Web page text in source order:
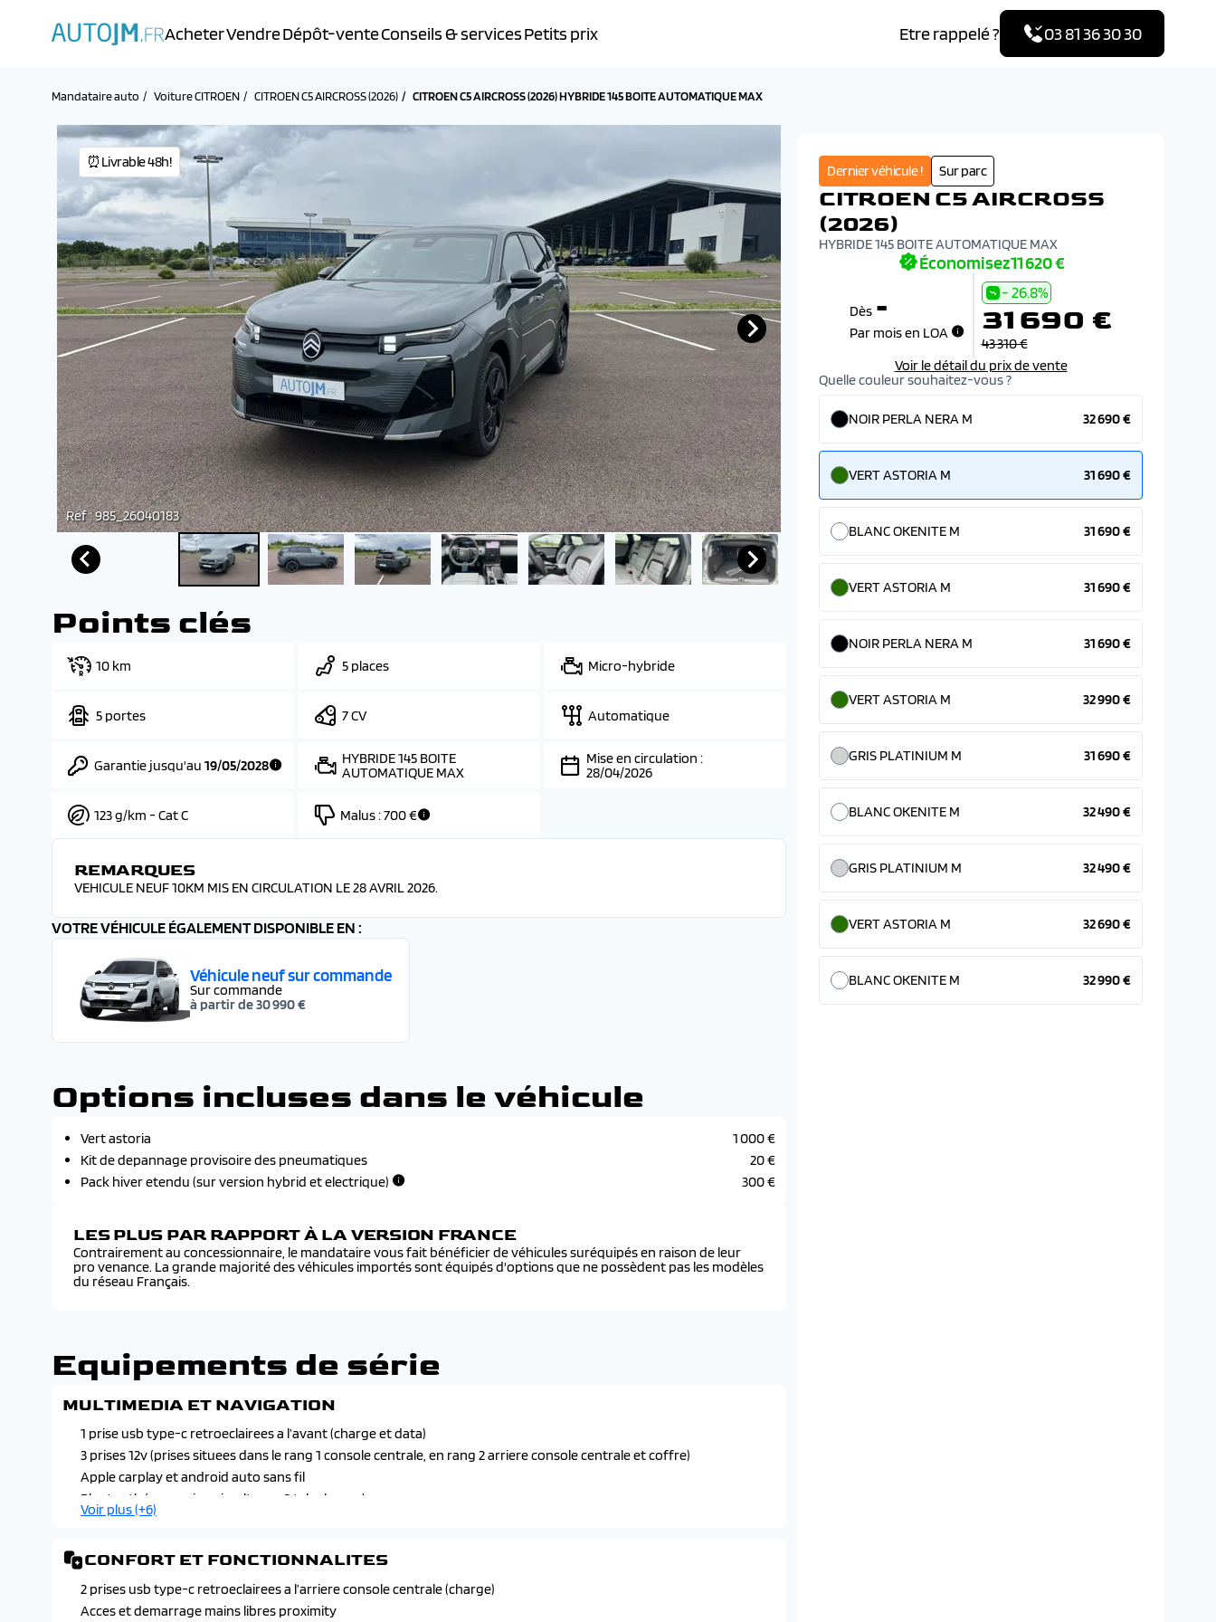
AcheterVendreDépôt-venteConseils & servicesPetits prix Etre rappelé ? 03 81 36 30 30
Mandataire auto Voiture CITROEN CITROEN C5 AIRCROSS (2026) CITROEN C5 AIRCROSS (2026) HYBRIDE 145 BOITE AUTOMATIQUE MAX
Ref : 985_26040183
⏰Livrable 48h!
Dernier véhicule ! Sur parc
CITROEN C5 AIRCROSS
(2026)
HYBRIDE 145 BOITE AUTOMATIQUE MAX
Économisez11 620 €
Dès -
Par mois en LOA
- 26.8%
31 690 €
43 310 €
Voir le détail du prix de vente
Quelle couleur souhaitez-vous ?
NOIR PERLA NERA M 32 690 €
VERT ASTORIA M 31 690 €
BLANC OKENITE M 31 690 €
VERT ASTORIA M 31 690 €
NOIR PERLA NERA M 31 690 €
VERT ASTORIA M 32 990 €
GRIS PLATINIUM M 31 690 €
BLANC OKENITE M 32 490 €
GRIS PLATINIUM M 32 490 €
VERT ASTORIA M 32 690 €
BLANC OKENITE M 32 990 €
Points clés
10 km 5 places Micro-hybride
5 portes 7 CV Automatique
Garantie jusqu'au 19/05/2028
HYBRIDE 145 BOITE
AUTOMATIQUE MAX
Mise en circulation :
28/04/2026
123 g/km - Cat C Malus :700 €
REMARQUES
VEHICULE NEUF 10KM MIS EN CIRCULATION LE 28 AVRIL 2026.
VOTRE VÉHICULE ÉGALEMENT DISPONIBLE EN :
Véhicule neuf sur commande
Sur commande
à partir de 30 990 €
Options incluses dans le véhicule
Vert astoria
1 000 €
Kit de depannage provisoire des pneumatiques
20 €
Pack hiver etendu (sur version hybrid et electrique)
300 €
LES PLUS PAR RAPPORT À LA VERSION FRANCE
Contrairement au concessionnaire, le mandataire vous fait bénéficier de véhicules suréquipés en raison de leur
pro venance. La grande majorité des véhicules importés sont équipés d'options que ne possèdent pas les modèles
du réseau Français.
Equipements de série
MULTIMEDIA ET NAVIGATION
1 prise usb type-c retroeclairees a l’avant (charge et data)
3 prises 12v (prises situees dans le rang 1 console centrale, en rang 2 arriere console centrale et coffre)
Apple carplay et android auto sans fil
Bluetooth (connexion simultanee 2 telephones)
Boitier telematique : appel d’urgence et citroen assistance
Ecran cascade central vertical 13" tactile
Services connect plus
Systeme audio 6 haut-parleurs (dab+)
Voir plus (+6)
CONFORT ET FONCTIONNALITES
2 prises usb type-c retroeclairees a l’arriere console centrale (charge)
Acces et demarrage mains libres proximity